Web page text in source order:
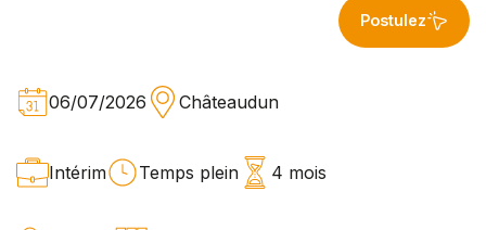
Postulez
06/07/2026 Châteaudun
Intérim Temps plein 4 mois